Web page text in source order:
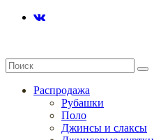
Распродажа
Рубашки
Поло
Джинсы и слаксы